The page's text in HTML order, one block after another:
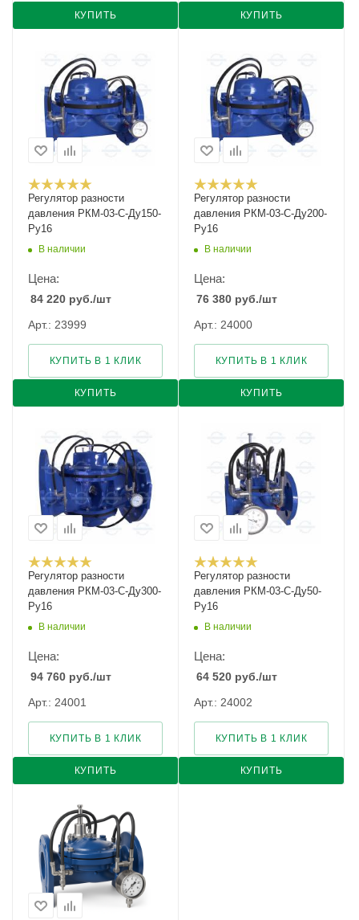
КУПИТЬ КУПИТЬ
Регулятор разности
давления РКМ-03-С-Ду150-
Ру16
В наличии
Цена:
84 220 руб./шт
Арт.: 23999
КУПИТЬ
КУПИТЬ В 1 КЛИК
Регулятор разности
давления РКМ-03-С-Ду200-
Ру16
В наличии
Цена:
76 380 руб./шт
Арт.: 24000
КУПИТЬ
КУПИТЬ В 1 КЛИК
Регулятор разности
давления РКМ-03-С-Ду300-
Ру16
В наличии
Цена:
94 760 руб./шт
Арт.: 24001
КУПИТЬ
КУПИТЬ В 1 КЛИК
Регулятор разности
давления РКМ-03-С-Ду50-
Ру16
В наличии
Цена:
64 520 руб./шт
Арт.: 24002
КУПИТЬ
КУПИТЬ В 1 КЛИК